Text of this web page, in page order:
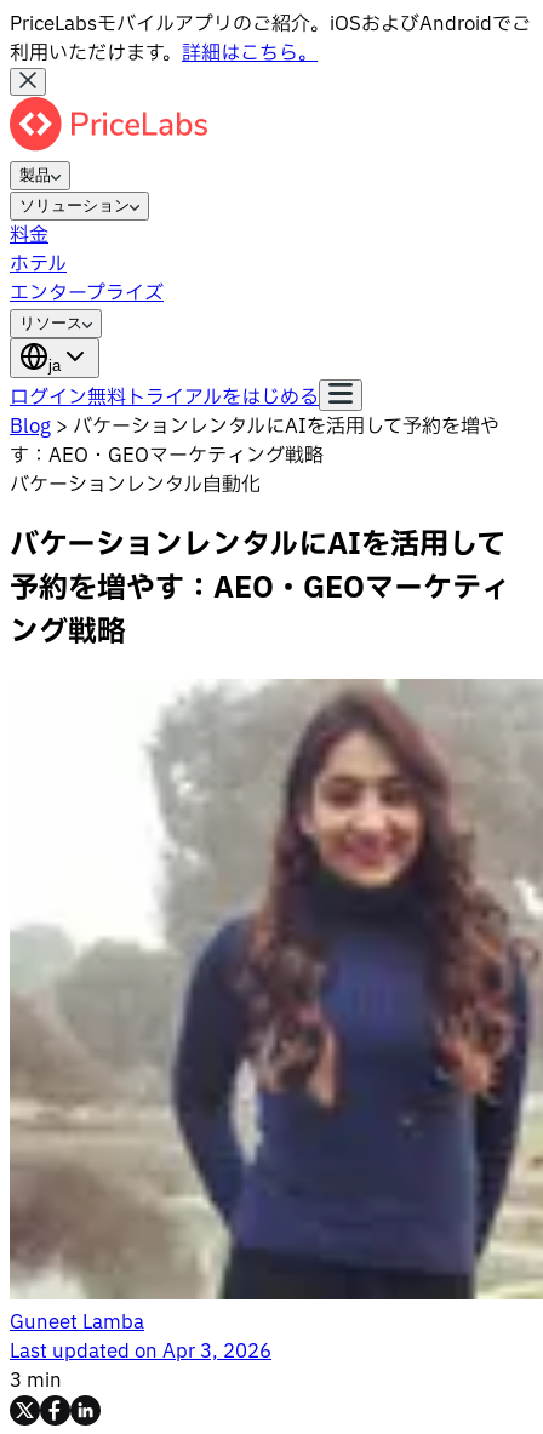
PriceLabsモバイルアプリのご紹介。iOSおよびAndroidでご
利用いただけます。 詳細はこちら。
製品
ソリューション
料金
ホテル
エンタープライズ
リソース
ja
ログイン無料トライアルをはじめる
Blog > バケーションレンタルにAIを活用して予約を増や
す：AEO・GEOマーケティング戦略
バケーションレンタル自動化
バケーションレンタルにAIを活用して
予約を増やす：AEO・GEOマーケティ
ング戦略
Guneet Lamba
Last updated onApr 3, 2026
3 min